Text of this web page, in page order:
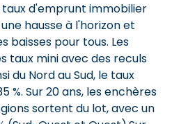
taux d'emprunt immobilier
hausse à l'horizon et
baisses pour tous. Les
taux mini avec des reculs
du Nord au Sud, le taux
%. Sur 20 ans, les enchères
sortent du lot, avec un